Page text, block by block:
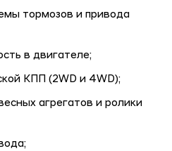
тормозов и привода
в двигателе;
КПП (2WD и 4WD);
агрегатов и ролики